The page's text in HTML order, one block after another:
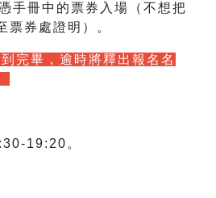
手冊中的票券入場（不想把
票券處證明）。
完畢，逾時將釋出報名名
19:20。